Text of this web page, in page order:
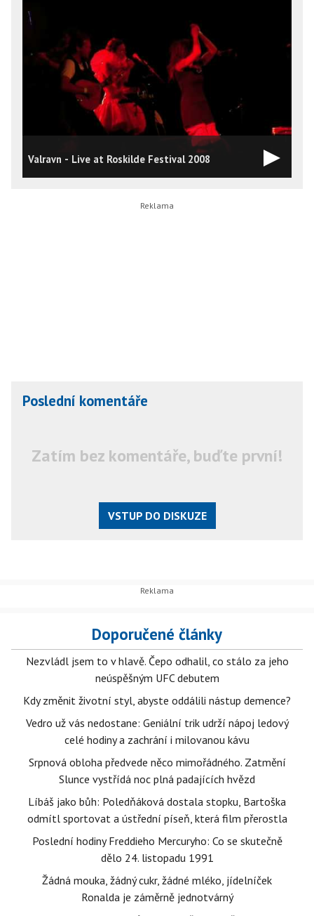
Valravn - Live at Roskilde Festival 2008
Poslední komentáře
Zatím bez komentáře, buďte první!
VSTUP DO DISKUZE
Doporučené články
Nezvládl jsem to v hlavě. Čepo odhalil, co stálo za jeho
neúspěšným UFC debutem
Kdy změnit životní styl, abyste oddálili nástup demence?
Vedro už vás nedostane: Geniální trik udrží nápoj ledový
celé hodiny a zachrání i milovanou kávu
Srpnová obloha předvede něco mimořádného. Zatmění
Slunce vystřídá noc plná padajících hvězd
Líbáš jako bůh: Poledňáková dostala stopku, Bartoška
odmítl sportovat a ústřední píseň, která film přerostla
Poslední hodiny Freddieho Mercuryho: Co se skutečně
dělo 24. listopadu 1991
Žádná mouka, žádný cukr, žádné mléko, jídelníček
Ronalda je záměrně jednotvárný